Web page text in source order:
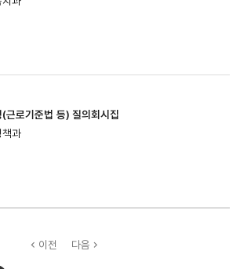
근로기준법 등) 질의회시집
책과
이전 다음